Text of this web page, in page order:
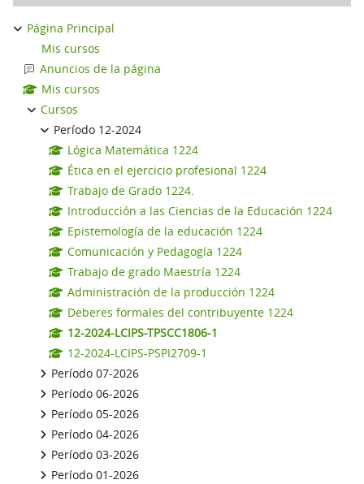
Página Principal
Mis cursos
Anuncios de la página
Mis cursos
Cursos
Período 12-2024
Lógica Matemática 1224
Ética en el ejercicio profesional 1224
Trabajo de Grado 1224.
Introducción a las Ciencias de la Educación 1224
Epistemología de la educación 1224
Comunicación y Pedagogía 1224
Trabajo de grado Maestría 1224
Administración de la producción 1224
Deberes formales del contribuyente 1224
12-2024-LCIPS-TPSCC1806-1
12-2024-LCIPS-PSPI2709-1
Período 07-2026
Período 06-2026
Período 05-2026
Período 04-2026
Período 03-2026
Período 01-2026